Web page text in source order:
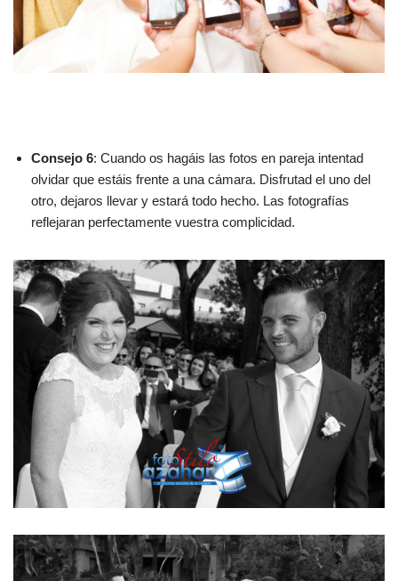
Consejo 6: Cuando os hagáis las fotos en pareja intentad
olvidar que estáis frente a una cámara. Disfrutad el uno del
otro, dejaros llevar y estará todo hecho. Las fotografías
reflejaran perfectamente vuestra complicidad.